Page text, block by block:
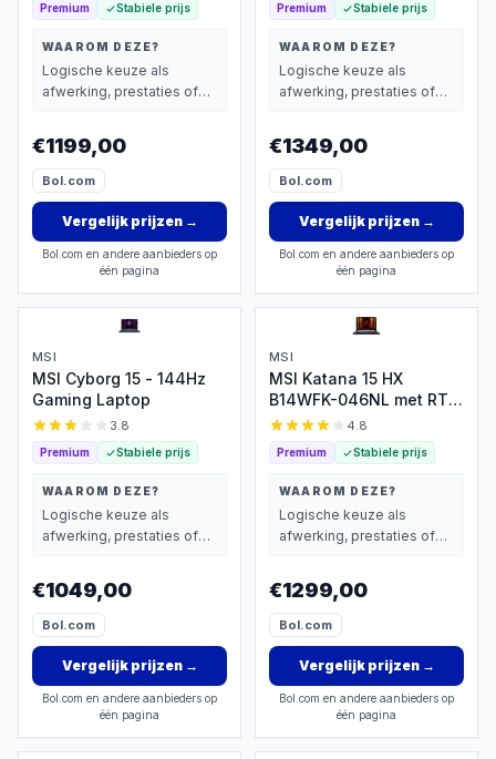
Premium Stabiele prijs
WAAROM DEZE?
Logische keuze als
afwerking, prestaties of
€1199,00
Bol.com
Vergelijk prijzen→
Bol.com en andere aanbieders op
één pagina
Premium Stabiele prijs
WAAROM DEZE?
Logische keuze als
afwerking, prestaties of
€1349,00
Bol.com
Vergelijk prijzen→
Bol.com en andere aanbieders op
één pagina
MSI
MSI Cyborg 15 - 144Hz
Gaming Laptop
3.8
Premium Stabiele prijs
WAAROM DEZE?
Logische keuze als
afwerking, prestaties of
€1049,00
Bol.com
Vergelijk prijzen→
Bol.com en andere aanbieders op
één pagina
MSI
MSI Katana 15 HX
B14WFK-046NL met RTX
5060
4.8
Premium Stabiele prijs
WAAROM DEZE?
Logische keuze als
afwerking, prestaties of
€1299,00
Bol.com
Vergelijk prijzen→
Bol.com en andere aanbieders op
één pagina